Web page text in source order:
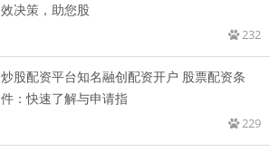
效决策，助您股
232
炒股配资平台知名融创配资开户 股票配资条
件：快速了解与申请指
229